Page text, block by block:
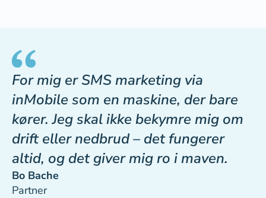
For mig er SMS marketing via
inMobile som en maskine, der bare
kører. Jeg skal ikke bekymre mig om
drift eller nedbrud – det fungerer
altid, og det giver mig ro i maven.
Bo Bache
Partner